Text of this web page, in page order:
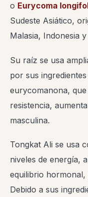
o Eurycoma
Sudeste Asiático,
Malasia, Indonesia y
Su raíz se usa
por sus
eurycomanona,
resistencia,
masculina.
Tongkat Ali se usa
niveles de energía,
equilibrio
Debido a sus